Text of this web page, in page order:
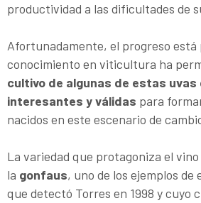
productividad a las dificultades de
Afortunadamente, el progreso está
conocimiento en viticultura ha
cultivo de algunas de estas
interesantes y válidas para
nacidos en este escenario de
La variedad que protagoniza el
la gonfaus, uno de los ejemplos
que detectó Torres en 1998 y cuyo